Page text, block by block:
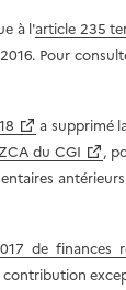
à l'article 235
Pour
a supprimé
du CGI
,
de finances